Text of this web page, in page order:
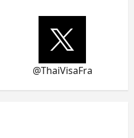
@ThaiVisaFra